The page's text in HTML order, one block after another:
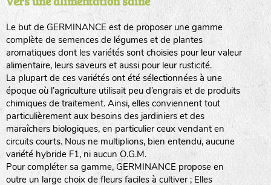
Le but de GERMINANCE est de proposer une gamme
complète de semences de légumes et de plantes
aromatiques dont les variétés sont choisies pour leur valeur
alimentaire, leurs saveurs et aussi pour leur rusticité.
La plupart de ces variétés ont été sélectionnées à une
époque où l’agriculture utilisait peu d’engrais et de produits
chimiques de traitement. Ainsi, elles conviennent tout
particulièrement aux besoins des jardiniers et des
maraîchers biologiques, en particulier ceux vendant en
circuits courts. Nous ne multiplions, bien entendu, aucune
variété hybride F1, ni aucun O.G.M.
Pour compléter sa gamme, GERMINANCE propose en
outre un large choix de fleurs faciles à cultiver ; Elles